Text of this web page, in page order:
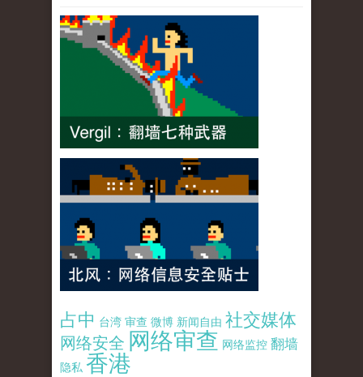
占中 台湾 审查 微博 新闻自由 社交媒体
网络安全 网络审查 网络监控 翻墙
隐私 香港